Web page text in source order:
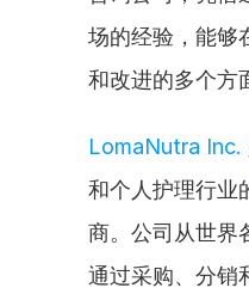
场的经验，能够
和改进的多个方
LomaNutra Inc.
和个人护理行业
商。公司从世界
通过采购、分销